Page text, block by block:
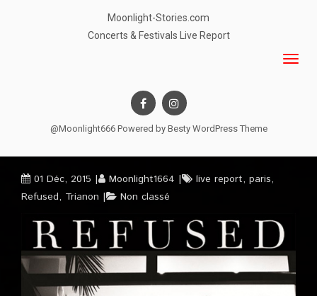
Moonlight-Stories.com
Concerts & Festivals Live Report
@Moonlight666 Powered by Besty WordPress Theme
01 Déc, 2015 Moonlight1664 live report, paris,
Refused, Trianon Non classé